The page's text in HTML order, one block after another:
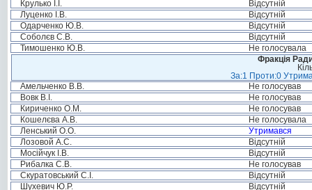
Крулько І.І.
Відсутній
Луценко І.В.
Відсутній
Одарченко Ю.В.
Відсутній
Соболєв С.В.
Відсутній
Тимошенко Ю.В.
Не голосувала
Фракція
За:1 Проти:0
Амельченко В.В.
Не голосував
Вовк В.І.
Не голосував
Кириченко О.М.
Не голосував
Кошелєва А.В.
Не голосувала
Ленський О.О.
Утримався
Лозовой А.С.
Відсутній
Мосійчук І.В.
Відсутній
Рибалка С.В.
Не голосував
Скуратовський С.І.
Відсутній
Шухевич Ю.Р.
Відсутній